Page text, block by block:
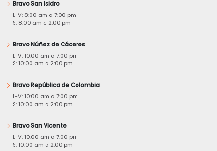
Bravo San Isidro
L-V: 8:00 am a 7:00 pm
S: 8:00 am a 2:00 pm
Bravo Núñez de Cáceres
L-V: 10:00 am a 7:00 pm
S: 10:00 am a 2:00 pm
Bravo República de Colombia
L-V: 10:00 am a 7:00 pm
S: 10:00 am a 2:00 pm
Bravo San Vicente
L-V: 10:00 am a 7:00 pm
S: 10:00 am a 2:00 pm